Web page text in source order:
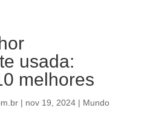
usada:
melhores
| nov 19, 2024| Mundo